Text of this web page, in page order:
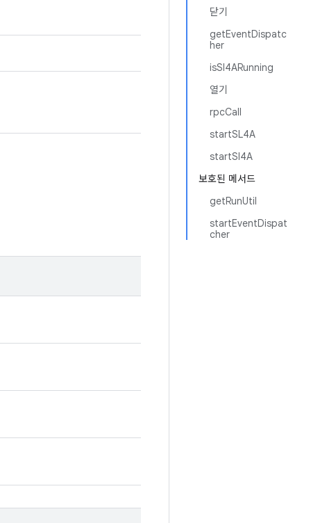
닫기
getEventDispatc
her
isSl4ARunning
열기
rpcCall
startSL4A
startSl4A
보호된 메서드
getRunUtil
startEventDispat
cher